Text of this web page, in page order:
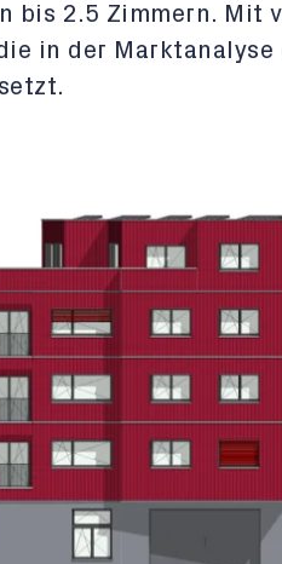
bis 2.5 Zimmern. Mit
in der Marktanalyse